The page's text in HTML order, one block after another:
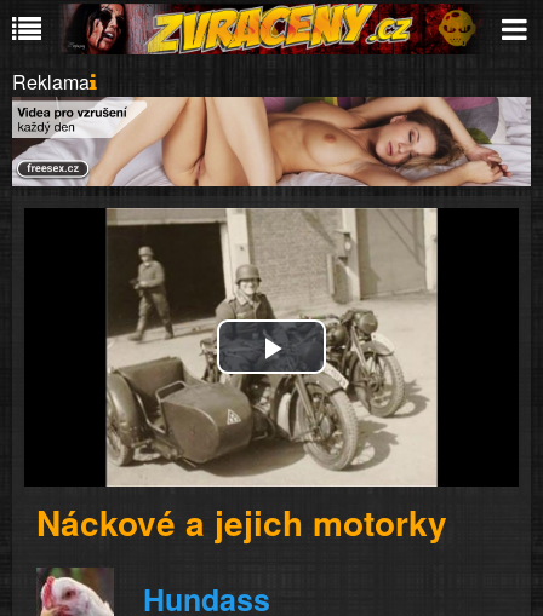
Reklama
Play
Video
Náckové a jejich motorky
Hundass